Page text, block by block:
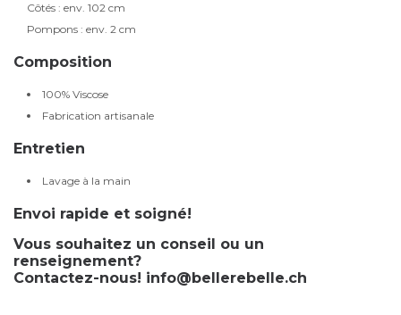
Côtés : env. 102 cm
Pompons : env. 2 cm
Composition
100% Viscose
Fabrication artisanale
Entretien
Lavage à la main
Envoi rapide et soigné!
Vous souhaitez un conseil ou un
renseignement?
Contactez-nous! info@bellerebelle.ch